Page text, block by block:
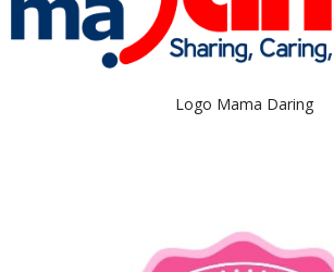
Logo Mama Daring